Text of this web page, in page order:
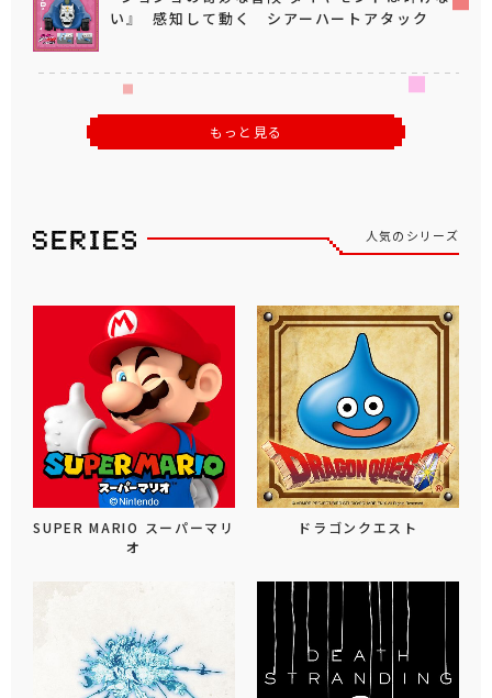
い』 感知して動く シアーハートアタック
もっと見る
人気のシリーズ
SUPER MARIO スーパーマリ
オ
ドラゴンクエスト